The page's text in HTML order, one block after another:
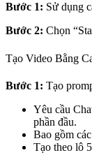
Bước 1: Sử dụng
Bước 2: Chọn “
Tạo Video Bằng
Bước 1: Tạo
Yêu cầu
phần đầu.
Bao gồm
Tạo theo lô